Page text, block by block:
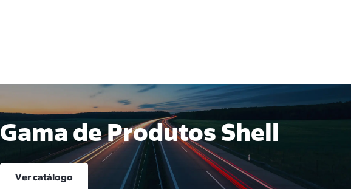
Gama de Produtos Shell
Ver catálogo